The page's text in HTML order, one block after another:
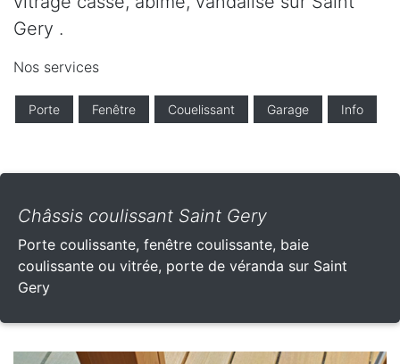
Gery .
Nos services
Porte Fenêtre Couelissant Garage Info
Châssis coulissant Saint Gery
Porte coulissante, fenêtre coulissante, baie
coulissante ou vitrée, porte de véranda sur Saint
Gery